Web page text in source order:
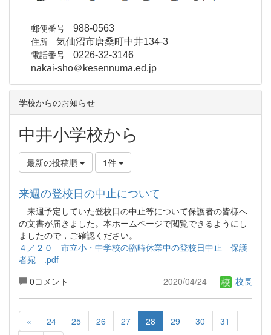
郵便番号 988-0563
住所 気仙沼市唐桑町中井134-3
電話番号 0226-32-3146
nakai-sho＠kesennuma.ed.jp
学校からのお知らせ
中井小学校から
最新の投稿順 1件
来週の登校日の中止について
来週予定していた登校日の中止等について保護者の皆様へ
の文書が届きました。本ホームページで閲覧できるようにし
ましたので，ご確認ください。
４／２０ 市立小・中学校の臨時休業中の登校日中止 保護
者宛 .pdf
0コメント
2020/04/24 校長
« 24 25 26 27 28 29 30
31